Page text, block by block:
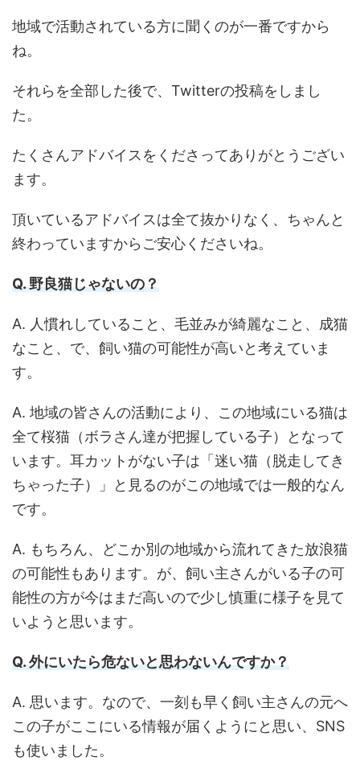
地域で活動されている方に聞くのが一番ですから
ね。
それらを全部した後で、Twitterの投稿をしまし
た。
たくさんアドバイスをくださってありがとうござい
ます。
頂いているアドバイスは全て抜かりなく、ちゃんと
終わっていますからご安心くださいね。
Q. 野良猫じゃないの？
A. 人慣れしていること、毛並みが綺麗なこと、成猫
なこと、で、飼い猫の可能性が高いと考えていま
す。
A. 地域の皆さんの活動により、この地域にいる猫は
全て桜猫（ボラさん達が把握している子）となって
います。耳カットがない子は「迷い猫（脱走してき
ちゃった子）」と見るのがこの地域では一般的なん
です。
A. もちろん、どこか別の地域から流れてきた放浪猫
の可能性もあります。が、飼い主さんがいる子の可
能性の方が今はまだ高いので少し慎重に様子を見て
いようと思います。
Q. 外にいたら危ないと思わないんですか？
A. 思います。なので、一刻も早く飼い主さんの元へ
この子がここにいる情報が届くようにと思い、SNS
も使いました。